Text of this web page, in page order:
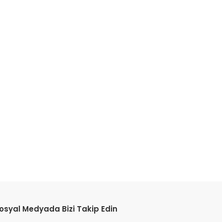
Medyada Bizi Takip Edin